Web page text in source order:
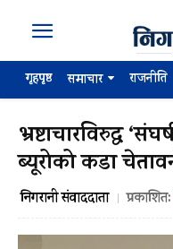
गृहपृष्ठ समाचार राजनीति
भ्रष्टाचारविरुद्ध
ब्यूरोको कडा
निगरानी संवाददाता प्रकाशित: